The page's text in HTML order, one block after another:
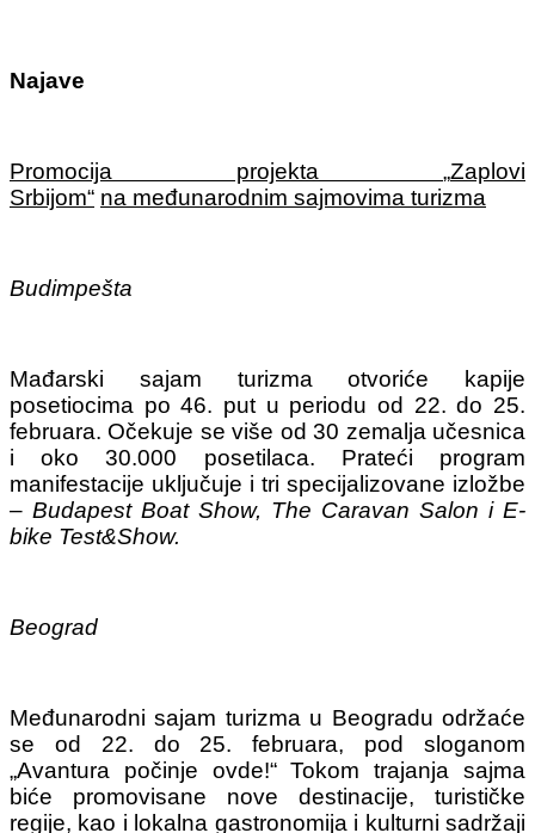
Najave
Promocija projekta „Zaplovi
Srbijom“ na međunarodnim sajmovima turizma
Budimpešta
Mađarski sajam turizma otvoriće kapije
posetiocima po 46. put u periodu od 22. do 25.
februara. Očekuje se više od 30 zemalja učesnica
i oko 30.000 posetilaca. Prateći program
manifestacije uključuje i tri specijalizovane izložbe
– Budapest Boat Show, The Caravan Salon i E-
bike Test&Show.
Beograd
Međunarodni sajam turizma u Beogradu održaće
se od 22. do 25. februara, pod sloganom
„Avantura počinje ovde!“ Tokom trajanja sajma
biće promovisane nove destinacije, turističke
regije, kao i lokalna gastronomija i kulturni sadržaji